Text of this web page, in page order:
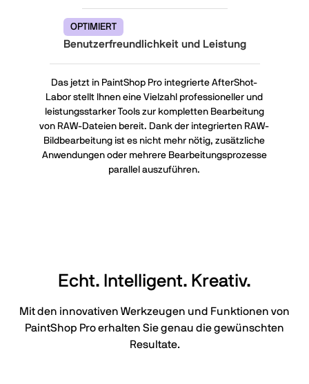
OPTIMIERT
Benutzerfreundlichkeit und Leistung
Das jetzt in PaintShop Pro integrierte AfterShot-
Labor stellt Ihnen eine Vielzahl professioneller und
leistungsstarker Tools zur kompletten Bearbeitung
von RAW-Dateien bereit. Dank der integrierten RAW-
Bildbearbeitung ist es nicht mehr nötig, zusätzliche
Anwendungen oder mehrere Bearbeitungsprozesse
parallel auszuführen.
Echt. Intelligent. Kreativ.
Mit den innovativen Werkzeugen und Funktionen von
PaintShop Pro erhalten Sie genau die gewünschten
Resultate.